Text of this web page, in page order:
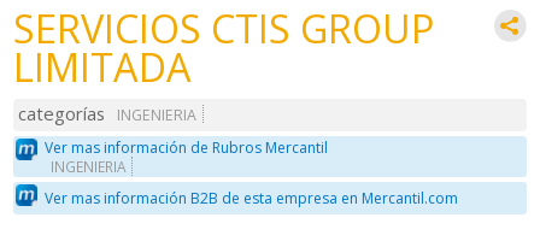
SERVICIOS CTIS GROUP
LIMITADA
categorías
INGENIERIA
Ver mas información de Rubros Mercantil
INGENIERIA
Ver mas información B2B de esta empresa en Mercantil.com